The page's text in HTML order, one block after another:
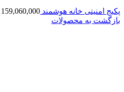
پکیج امنیتی خانه هوشمند 159,060,000
بازگشت به محصولات